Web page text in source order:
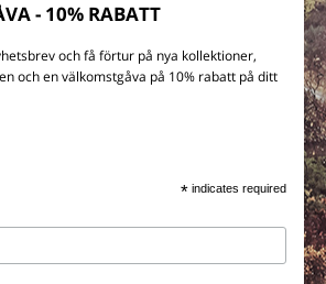
- 10% RABATT
och få förtur på nya kollektioner,
och en välkomstgåva på 10% rabatt på ditt
* indicates required